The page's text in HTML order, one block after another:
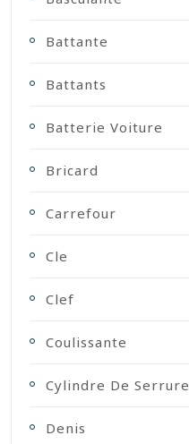
Battante
Battants
Batterie Voiture
Bricard
Carrefour
Cle
Clef
Coulissante
Cylindre De Serrure
Denis